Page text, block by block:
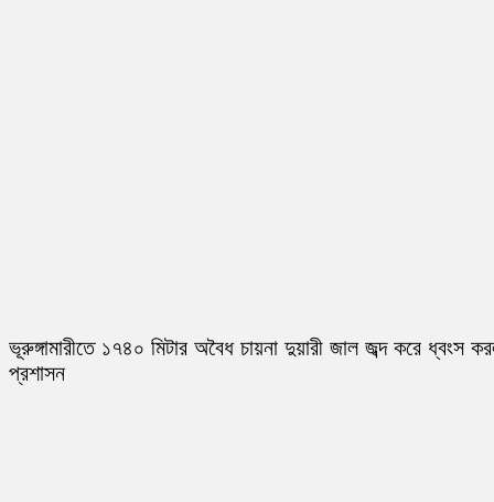
ভূরুঙ্গামারীতে ১৭৪০ মিটার অবৈধ চায়না দুয়ারী জাল জব্দ করে ধ্বংস
প্রশাসন